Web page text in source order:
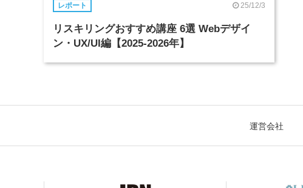
レポート 25/12/3
リスキリングおすすめ講座 6選 Webデザイ
ン・UX/UI編【2025-2026年】
運営会社